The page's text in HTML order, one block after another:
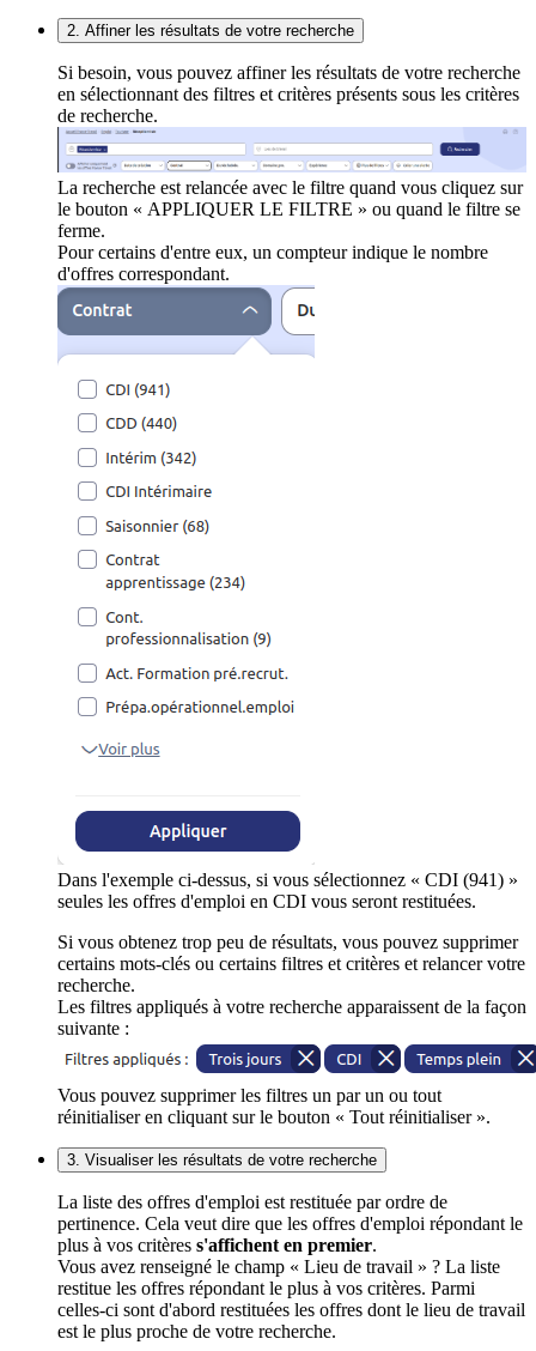
2. Affiner les résultats de votre recherche
Si besoin, vous pouvez affiner les résultats de votre recherche
en sélectionnant des filtres et critères présents sous les critères
de recherche.
La recherche est relancée avec le filtre quand vous cliquez sur
le bouton « APPLIQUER LE FILTRE » ou quand le filtre se
ferme.
Pour certains d'entre eux, un compteur indique le nombre
d'offres correspondant.
Dans l'exemple ci-dessus, si vous sélectionnez « CDI (941) »
seules les offres d'emploi en CDI vous seront restituées.
Si vous obtenez trop peu de résultats, vous pouvez supprimer
certains mots-clés ou certains filtres et critères et relancer votre
recherche.
Les filtres appliqués à votre recherche apparaissent de la façon
suivante :
Vous pouvez supprimer les filtres un par un ou tout
réinitialiser en cliquant sur le bouton « Tout réinitialiser ».
3. Visualiser les résultats de votre recherche
La liste des offres d'emploi est restituée par ordre de
pertinence. Cela veut dire que les offres d'emploi répondant le
plus à vos critères s'affichent en premier.
Vous avez renseigné le champ « Lieu de travail » ? La liste
restitue les offres répondant le plus à vos critères. Parmi
celles-ci sont d'abord restituées les offres dont le lieu de travail
est le plus proche de votre recherche.